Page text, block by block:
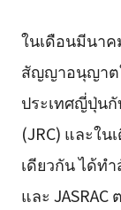
ในเดือนมีนาค
สัญญาอนุญาต
ประเทศญี่ปุ่นกั
(JRC) และใ
เดียวกัน ได้ท
และ JASRAC